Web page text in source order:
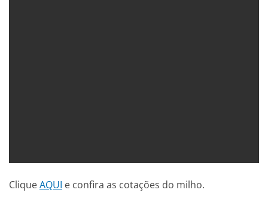
CliqueAQUI e confira as cotações do milho.